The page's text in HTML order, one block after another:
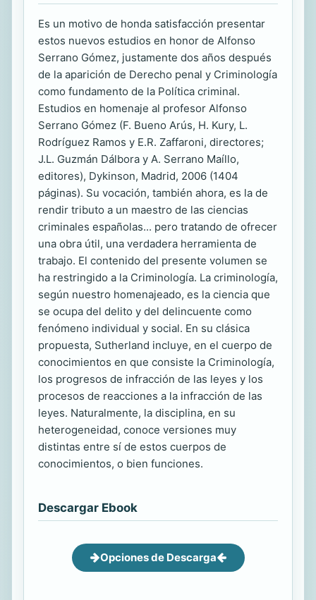
Es un motivo de honda satisfacción presentar
estos nuevos estudios en honor de Alfonso
Serrano Gómez, justamente dos años después
de la aparición de Derecho penal y Criminología
como fundamento de la Política criminal.
Estudios en homenaje al profesor Alfonso
Serrano Gómez (F. Bueno Arús, H. Kury, L.
Rodríguez Ramos y E.R. Zaffaroni, directores;
J.L. Guzmán Dálbora y A. Serrano Maíllo,
editores), Dykinson, Madrid, 2006 (1404
páginas). Su vocación, también ahora, es la de
rendir tributo a un maestro de las ciencias
criminales españolas... pero tratando de ofrecer
una obra útil, una verdadera herramienta de
trabajo. El contenido del presente volumen se
ha restringido a la Criminología. La criminología,
según nuestro homenajeado, es la ciencia que
se ocupa del delito y del delincuente como
fenómeno individual y social. En su clásica
propuesta, Sutherland incluye, en el cuerpo de
conocimientos en que consiste la Criminología,
los progresos de infracción de las leyes y los
procesos de reacciones a la infracción de las
leyes. Naturalmente, la disciplina, en su
heterogeneidad, conoce versiones muy
distintas entre sí de estos cuerpos de
conocimientos, o bien funciones.
Descargar Ebook
Opciones de Descarga